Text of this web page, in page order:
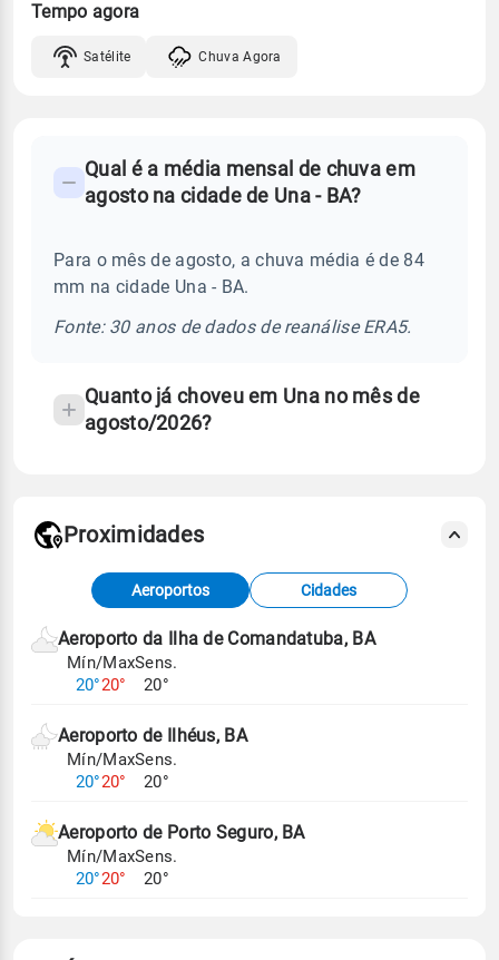
Tempo agora
Satélite Chuva Agora
Perguntas
sobre
chuva
Qual é a média mensal de chuva em
agosto na cidade de Una - BA?
Para o mês de agosto, a chuva média é de 84
mm na cidade Una - BA.
Fonte: 30 anos de dados de reanálise ERA5.
Quanto já choveu em Una no mês de
agosto/2026?
Fonte: dados combinados de estações
meteorológicas e satélite do Centro de Previsão
de Tempo e Estudos Climáticos (CPTEC).
Para obter mais informações sobre os dados
Proximidades
Aeroportos Cidades
Aeroporto da Ilha de Comandatuba, BA
Mín/Max
20°20°
Sens.
20°
Aeroporto de Ilhéus, BA
Mín/Max
20°20°
Sens.
20°
Aeroporto de Porto Seguro, BA
Mín/Max
20°20°
Sens.
20°